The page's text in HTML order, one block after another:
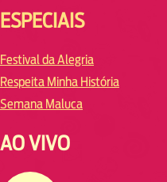
ESPECIAIS
Festival da Alegria
Respeita Minha História
Semana Maluca
AO VIVO